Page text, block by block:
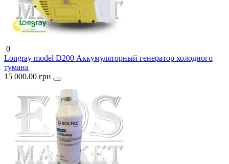
0
Longray model D200 Аккумуляторный генератор холодного
тумана
15 000.00 грн